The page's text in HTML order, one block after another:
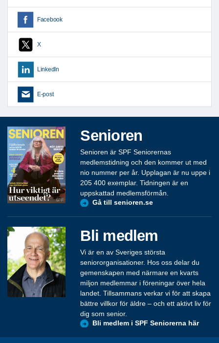
Facebook
X
LinkedIn
E-post
Senioren
Senioren är SPF Seniorernas
medlemstidning och den kommer ut med
nio nummer per år. Upplagan är nu uppe i
205 400 exemplar. Tidningen är en
uppskattad medlemsförmån.
Gå till senioren.se
Bli medlem
Vi är en av Sveriges största
seniororganisationer. Hos oss delar du
gemenskapen med närmare en kvarts
miljon medlemmar i föreningar över hela
landet. Tillsammans verkar vi för att skapa
bättre villkor för äldre – och ett aktivt liv för
dig som senior.
Bli medlem i SPF Seniorerna här